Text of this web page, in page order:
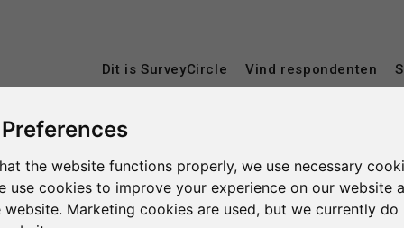
the website functions properly, we use necessary
use cookies to improve your experience on our website
website. Marketing cookies are used, but we currently
Dit is SurveyCircle Vind respondenten
Visvesvaraya Technological University